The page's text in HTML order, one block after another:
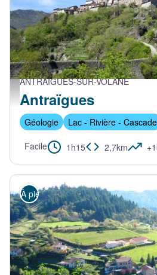
ANTRAIGUES-SUR-VOLANE
Antraïgues
Géologie Lac - Rivière - Cascade
Facile
1h15 2,7km
À pied